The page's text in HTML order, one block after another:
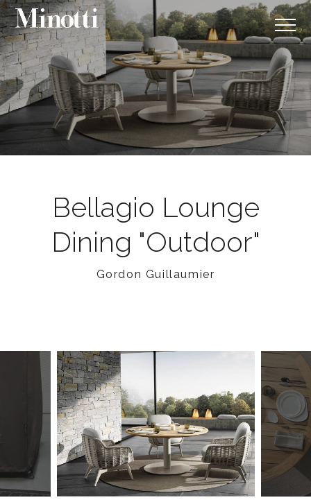
Bellagio Lounge
Dining "Outdoor"
Gordon Guillaumier
2